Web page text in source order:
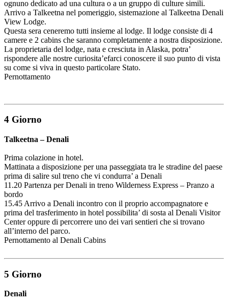
ognuno dedicato ad una cultura o a un gruppo di culture simili.
Arrivo a Talkeetna nel pomeriggio, sistemazione al Talkeetna Denali
View Lodge.
Questa sera ceneremo tutti insieme al lodge. Il lodge consiste di 4
camere e 2 cabins che saranno completamente a nostra disposizione.
La proprietaria del lodge, nata e cresciuta in Alaska, potra’
rispondere alle nostre curiosita’efarci conoscere il suo punto di vista
su come si viva in questo particolare Stato.
Pernottamento
4 Giorno
Talkeetna – Denali
Prima colazione in hotel.
Mattinata a disposizione per una passeggiata tra le stradine del paese
prima di salire sul treno che vi condurra’ a Denali
11.20 Partenza per Denali in treno Wilderness Express – Pranzo a
bordo
15.45 Arrivo a Denali incontro con il proprio accompagnatore e
prima del trasferimento in hotel possibilita’ di sosta al Denali Visitor
Center oppure di percorrere uno dei vari sentieri che si trovano
all’interno del parco.
Pernottamento al Denali Cabins
5 Giorno
Denali